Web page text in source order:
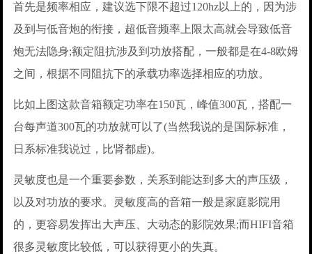
首先是频率相应，建议选下限不超过120hz以上的，因为涉
及到与低音炮的衔接，超低音频率上限太高就会导致低音
炮无法隐身;额定阻抗涉及到功放搭配，一般都是在4-8欧姆
之间，根据不同阻抗下的承载功率选择相应的功放。
比如上图这款音箱额定功率在150瓦，峰值300瓦，搭配一
台每声道300瓦的功放就可以了(当然我说的是国际标准，
日系标准我说过，比肾都虚)。
灵敏度也是一个重要参数，关系到能达到多大的声压级，
以及对功放的要求。灵敏度高的音箱一般是家庭影院用
的，更容易发挥出大声压、大动态的影院效果;而HIFI音箱
很多灵敏度比较低，可以获得更小的失真。